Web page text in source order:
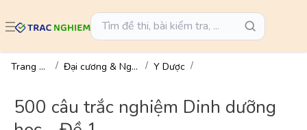
Trang chủ Đại cương & Ngành Y Dược
500 câu trắc nghiệm Dinh dưỡng